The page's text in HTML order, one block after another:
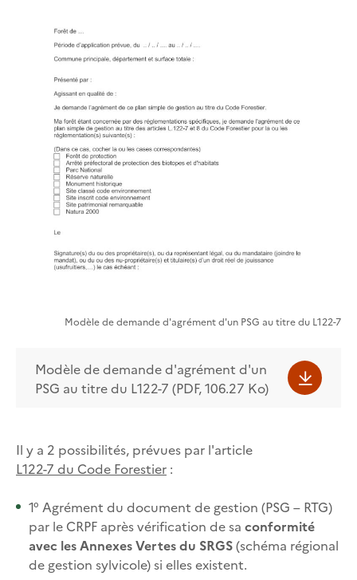
Modèle de demande d'agrément d'un PSG au titre du L122-7
Modèle de demande d'agrément d'un
PSG au titre du L122-7 (PDF, 106.27 Ko)
Il y a 2 possibilités, prévues par l'article
L122-7 du Code Forestier :
1° Agrément du document de gestion (PSG – RTG)
par le CRPF après vérification de sa conformité
avec les Annexes Vertes du SRGS(schéma régional
de gestion sylvicole) si elles existent.